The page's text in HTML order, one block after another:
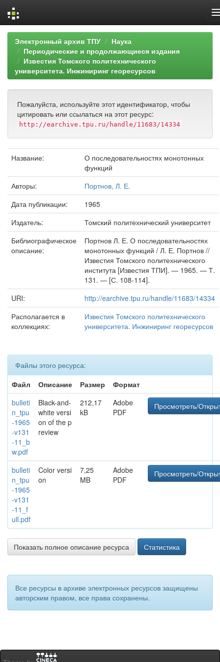
Skip
navigation
Электронный архив ТПУ
Наука
Периодические и продолжающиеся издания
Известия Томского политехнического
университета. Инжиниринг георесурсов
Пожалуйста, используйте этот идентификатор, чтобы
цитировать или ссылаться на этот ресурс:
http://earchive.tpu.ru/handle/11683/14334
Название:
О последовательностях монотонных
функций
Авторы:
Портнов, Л. Е.
Дата публикации:
1965
Издатель:
Томский политехнический университет
Библиографическое
описание:
Портнов Л. Е. О последовательностях
монотонных функций / Л. Е. Портнов //
Известия Томского политехнического
института [Известия ТПИ]. — 1965. — Т.
131. — [С. 108-114].
URI:
http://earchive.tpu.ru/handle/11683/14334
Располагается в
коллекциях:
Известия Томского политехнического
университета. Инжиниринг георесурсов
Файлы этого ресурса:
Файл
Описание Размер
Формат
bulleti
n_tpu
-1965
-v131
-11_b
w.pdf
Black-and-
white versi
on of the p
review
212,17
kB
Adobe
PDF
Просмотреть/
bulleti
n_tpu
-1965
-v131
-11_f
ull.pdf
Color versi
on
7,25
MB
Adobe
PDF
Просмотреть/
Показать полное описание ресурса Статистика
Все ресурсы в архиве электронных ресурсов защищены
авторским правом, все права сохранены.